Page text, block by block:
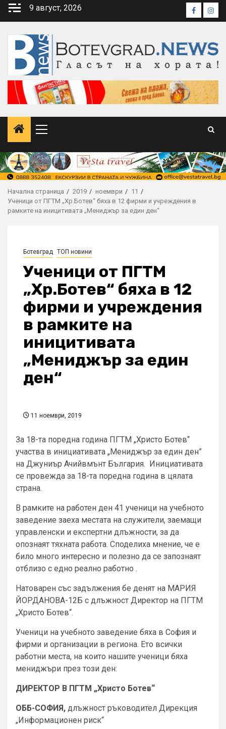
Skip
9 август, 2026 Facebook
Primary
Начална страница 2019 ноември
11
Ученици от ПГТМ „Хр.Ботев“ бяха в 12 фирми и учреждения в
рамките на иницитивата „Мениджър за един ден“
Ботевград ТОП новини
Ученици от ПГТМ
„Хр.Ботев“ бяха в 12
фирми и учреждения
в рамките на
иницитивата
„Мениджър за един
ден“
11 ноември, 2019
За 18-та поредна година ПГТМ „Христо Ботев“
участва в инициативата „Мениджър за един ден”
на Джуниър Ачийвмънт България. Инициативата
се провежда за 18-та поредна година в цялата
страна.
В рамките на работен ден 41 ученици на учебното
заведение заеха местата на служители, заемащи
управленски и експертни длъжности, за да
опознаят тяхната работа. Споделиха мнение, че е
било много интересно и полезно да се запознаят
отблизо с едно реално работно .
Натоварен със задължения бе денят на МАРИЯ
ЙОРДАНОВА-12Б с длъжност Директор на ПГТМ
„Христо Ботев“.
Ученици на учебното заведение бяха в София и
фирми и организации в региона. Ето всички
работни места, на които нашите ученици бяха
мениджъри през този ден:
ДИРЕКТОР В ПГТМ „Христо Ботев“
ОББ-СОФИЯ, длъжност ръководител Дирекция
„Информационен риск“